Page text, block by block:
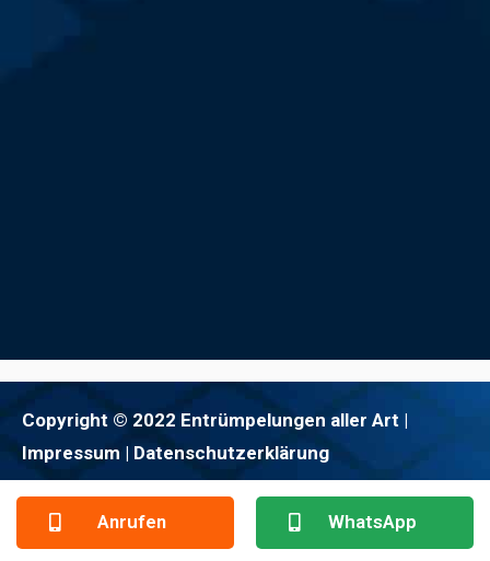
Copyright © 2022 Entrümpelungen aller Art |
Impressum | Datenschutzerklärung
Anrufen WhatsApp